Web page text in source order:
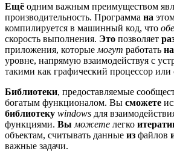
Ещё одним важным преимуществом
производительность. Программа на
компилируется в машинный код, что
скорость выполнения. Это позволяет
приложения, которые могут работать на
уровне, напрямую взаимодействуя с
такими как графический процессор или
Библиотеки, предоставляемые
богатым функционалом. Вы сможете
библиотеку windows для
функциями. Вы можете легко
объектам, считывать данные из файлов
важные задачи.